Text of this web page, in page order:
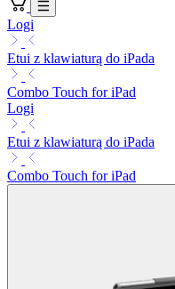
Logi
Etui z klawiaturą do iPada
Combo Touch for iPad
Logi
Etui z klawiaturą do iPada
Combo Touch for iPad